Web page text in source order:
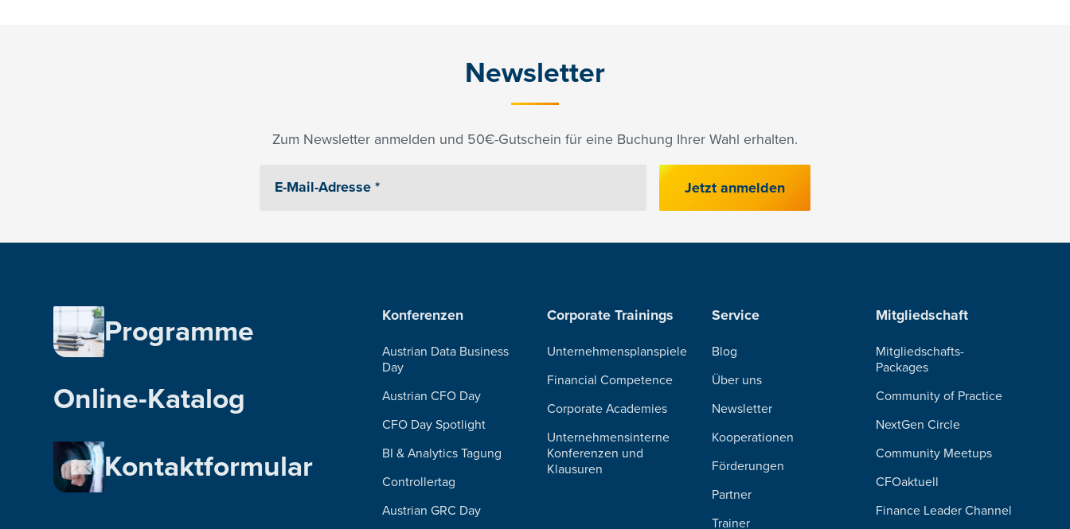
Newsletter
Zum Newsletter anmelden und 50€-Gutschein für eine Buchung Ihrer Wahl erhalten.
Jetzt anmelden
Programme
Online-Katalog
Kontaktformular
Konferenzen
Austrian Data Business
Day
Austrian CFO Day
CFO Day Spotlight
BI & Analytics Tagung
Controllertag
Austrian GRC Day
Corporate Trainings
Unternehmensplanspiele
Financial Competence
Corporate Academies
Unternehmensinterne
Konferenzen und
Klausuren
Service
Blog
Über uns
Newsletter
Kooperationen
Förderungen
Partner
Trainer
Mitgliedschaft
Mitgliedschafts-
Packages
Community of Practice
NextGen Circle
Community Meetups
CFOaktuell
Finance Leader Channel